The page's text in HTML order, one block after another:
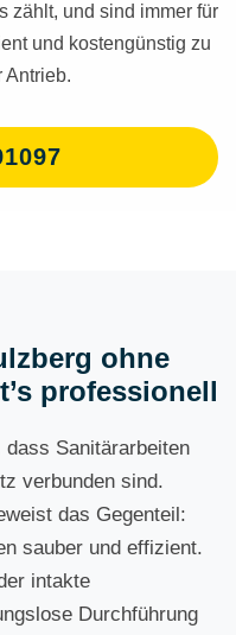
zählt, und sind immer für
und kostengünstig zu
Antrieb.
ohne
professionell
Sanitärarbeiten
verbunden sind.
das Gegenteil:
sauber und effizient.
intakte
Durchführung